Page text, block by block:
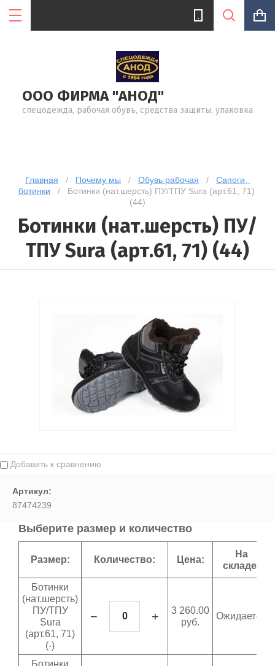
ООО ФИРМА "АНОД"
спецодежда, рабочая обувь, средства защиты, упаковка
Главная
   /
Почему мы
   /
Обувь рабочая
   /
Сапоги,
ботинки
   /   Ботинки (нат.шерсть) ПУ/ТПУ Sura (арт.61, 71)
(44)
Ботинки (нат.шерсть) ПУ/
ТПУ Sura (арт.61, 71) (44)
Добавить к сравнению
Артикул:
87474239
Выберите размер и количество
Размер: Количество: Цена:
На
складе:
Ботинки
(нат.шерсть)
ПУ/ТПУ
Sura
(арт.61, 71)
(-)
− +
3 260.00
руб.
Ожидается
Цена (руб.):
Текст:
Выберите...
Новинка:
Выберите...
Спецпредложение:
Выберите...
Результатов на странице: